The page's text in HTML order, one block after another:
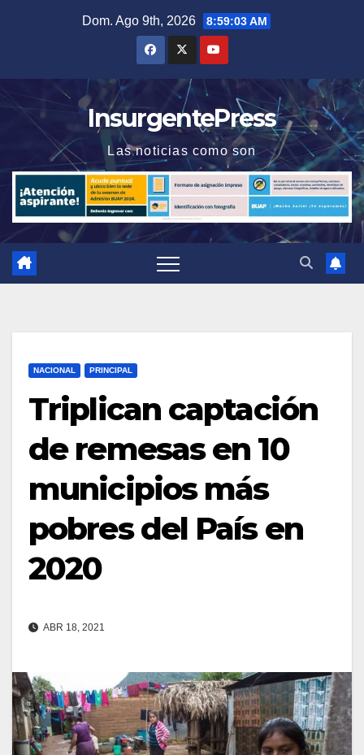
Dom. Ago 9th, 2026 8:59:04 AM
InsurgentePress
Las noticias como son
NACIONAL PRINCIPAL
Triplican captación
de remesas en 10
municipios más
pobres del País en
2020
ABR 18, 2021